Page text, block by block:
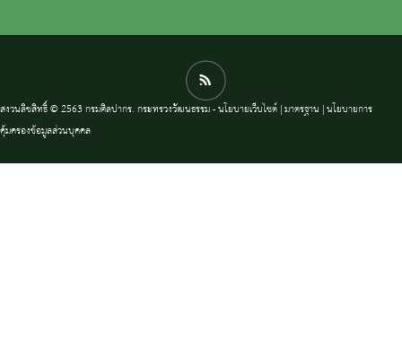
สงวนลิขสิทธิ์ © 2563 กรมศิลปากร. กระทรวงวัฒนธรรม -นโยบายเว็บไซต์|มาตรฐาน |นโยบายการ
คุ้มครองข้อมูลส่วนบุคคล